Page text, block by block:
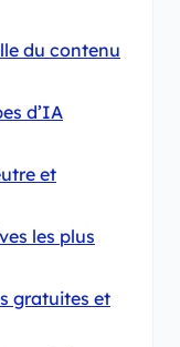
du contenu
d’IA
et
les plus
gratuites et